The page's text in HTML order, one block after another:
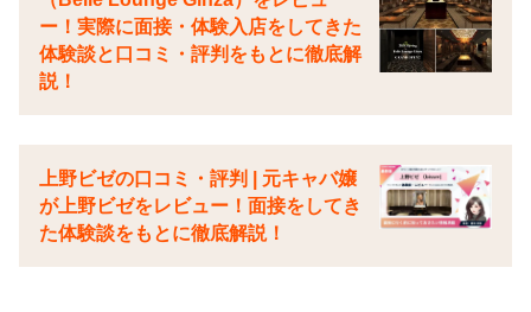
ー！実際に面接・体験入店をしてきた
体験談と口コミ・評判をもとに徹底解
説！
上野ビゼの口コミ・評判 | 元キャバ嬢
が上野ビゼをレビュー！面接をしてき
た体験談をもとに徹底解説！